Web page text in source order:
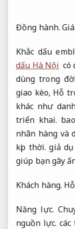
Đồng hành.
Khắc dấu
dấu Hà Nội có
dùng trong
giao kèo, Hỗ
khác như
triển khai.
nhãn hàng và
kịp thời. giả
giúp bạn gây
Khách hàng.
Năng lực.
nguồn lực. các